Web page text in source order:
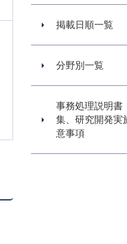
掲載日順一覧
分野別一覧
事務処理説明書
集、研究開発実
意事項